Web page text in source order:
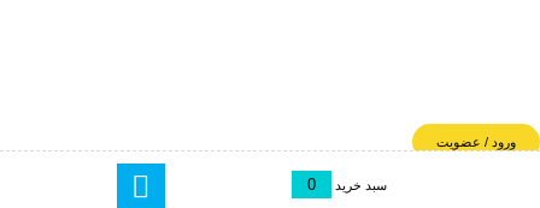
ورود / عضویت
سبد خرید 0